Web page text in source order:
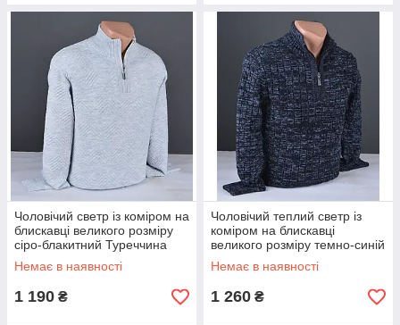
Чоловічий светр із коміром на
блискавці великого розміру
сіро-блакитний Туреччина
7256 Б
Немає в наявності
1 190 ₴
Чоловічий теплий светр із
коміром на блискавці
великого розміру темно-синій
Туреччина 7176 Б
Немає в наявності
1 260 ₴